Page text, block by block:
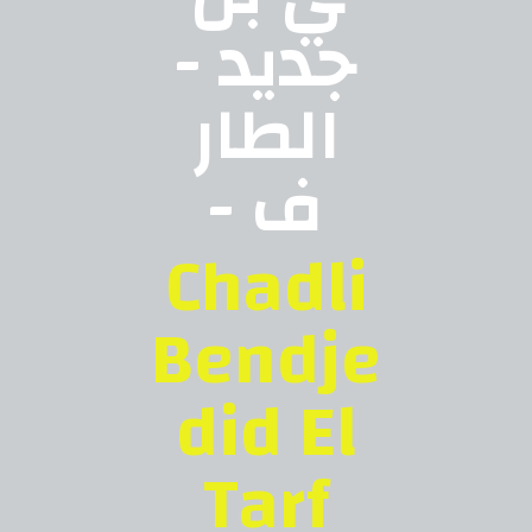
جديد -
الطار
ف -
Chadli
Bendje
did El
Tarf